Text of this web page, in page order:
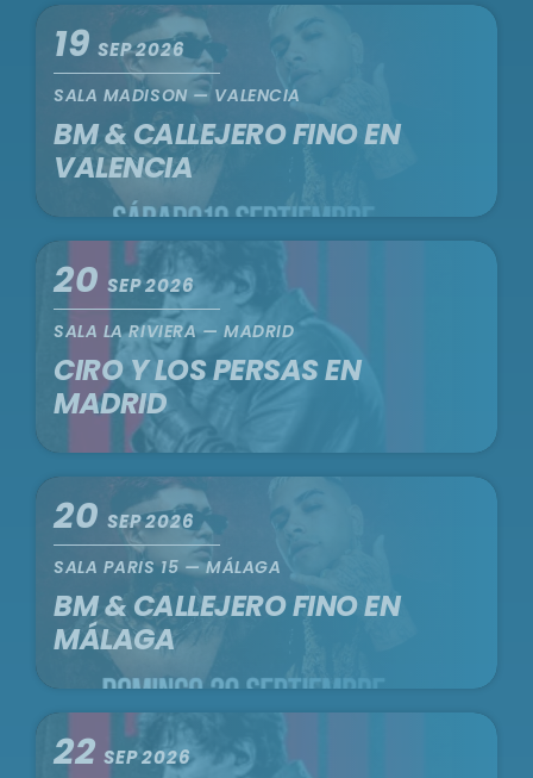
19 SEP 2026
SALA MADISON — VALENCIA
BM & CALLEJERO FINO EN
VALENCIA
20 SEP 2026
SALA LA RIVIERA — MADRID
CIRO Y LOS PERSAS EN
MADRID
20 SEP 2026
SALA PARIS 15 — MÁLAGA
BM & CALLEJERO FINO EN
MÁLAGA
22 SEP 2026